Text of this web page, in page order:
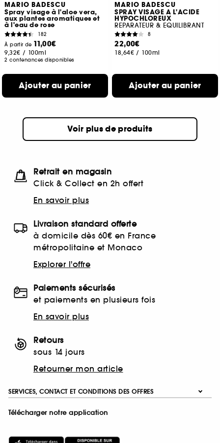
MARIO BADESCU
Spray visage à l'aloe vera,
aux plantes aromatiques et
à l'eau de rose
182
À partir de 11,00€
9,32€ / 100ml
2 contenances disponibles
Ajouter au panier
MARIO BADESCU
SPRAY VISAGE A L'ACIDE
HYPOCHLOREUX
REPARATEUR & EQUILIBRANT
8
22,00€
18,64€ / 100ml
Ajouter au panier
Voir plus de produits
Retrait en magasin
Click & Collect en 2h offert
En savoir plus
Livraison standard offerte
à domicile dès 60€ en France
métropolitaine et Monaco
Explorer l'offre
Paiements sécurisés
et paiements en plusieurs fois
En savoir plus
Retours
sous 14 jours
Retourner mon article
SERVICES, CONTACT ET CONDITIONS DES OFFRES
Télécharger notre application